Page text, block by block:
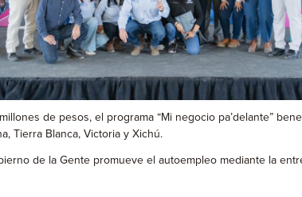
de pesos, el programa “Mi negocio pa’delante”
Tierra Blanca, Victoria y Xichú.
de la Gente promueve el autoempleo mediante la